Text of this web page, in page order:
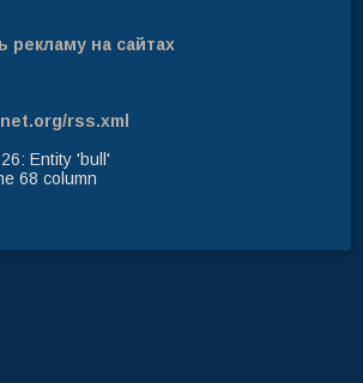
рекламу на сайтах
rss.xml
Entity 'bull'
68 column